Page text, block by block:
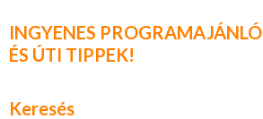
INGYENES PROGRAMAJÁNLÓ
ÉS ÚTI TIPPEK!
Keresés